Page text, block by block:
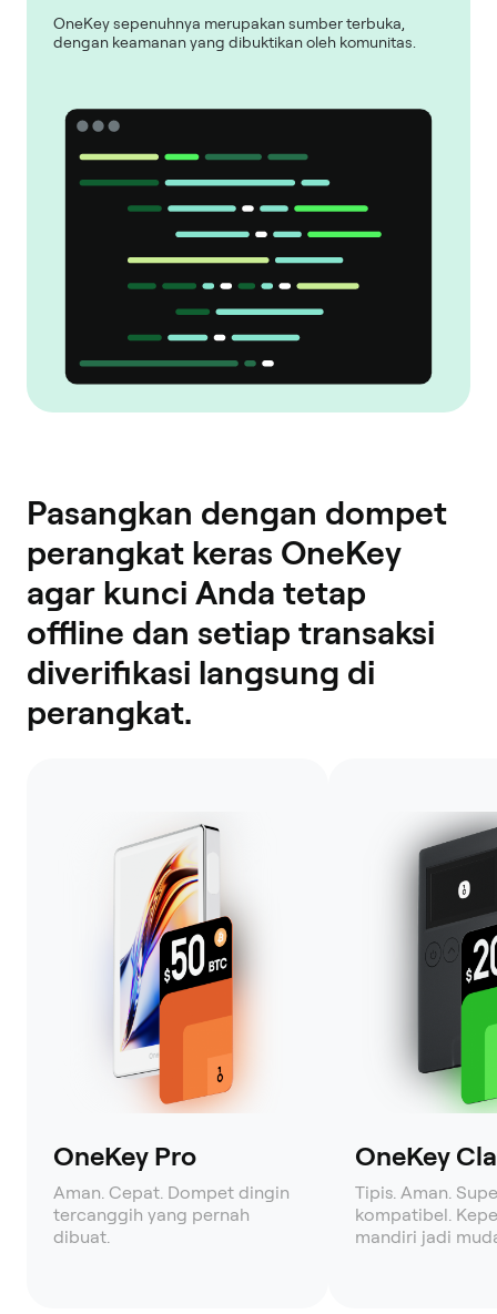
OneKey sepenuhnya merupakan sumber terbuka,
dengan keamanan yang dibuktikan oleh komunitas.
Pasangkan dengan dompet
perangkat keras OneKey
agar kunci Anda tetap
offline dan setiap transaksi
diverifikasi langsung di
perangkat.
OneKey Pro
Aman. Cepat. Dompet dingin
tercanggih yang pernah
dibuat.
OneKey
Tipis. Aman.
kompatibel.
mandiri jadi